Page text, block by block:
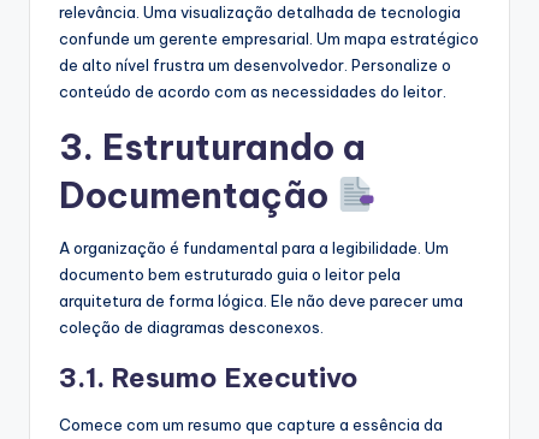
relevância. Uma visualização detalhada de tecnologia
confunde um gerente empresarial. Um mapa estratégico
de alto nível frustra um desenvolvedor. Personalize o
conteúdo de acordo com as necessidades do leitor.
3. Estruturando a
Documentação
A organização é fundamental para a legibilidade. Um
documento bem estruturado guia o leitor pela
arquitetura de forma lógica. Ele não deve parecer uma
coleção de diagramas desconexos.
3.1. Resumo Executivo
Comece com um resumo que capture a essência da